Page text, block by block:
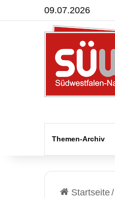
09.07.2026
Themen-Archiv
Startseite/